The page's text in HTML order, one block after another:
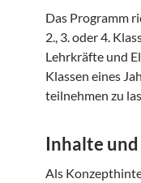
Das Programm
2., 3. oder 4.
Lehrkräfte und
Klassen eines
teilnehmen zu
Inhalte
Als